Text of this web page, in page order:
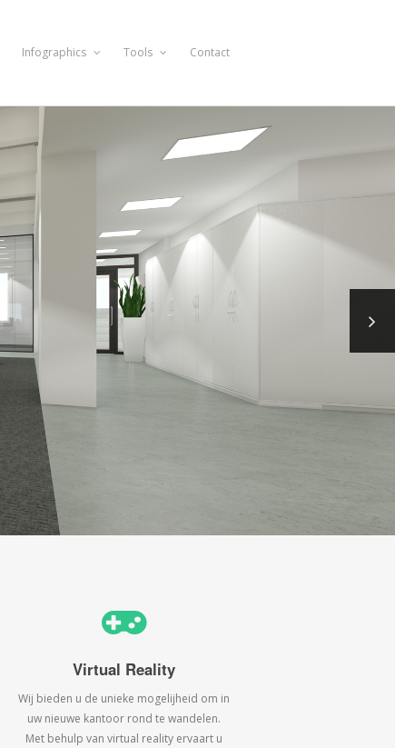
Infographics Tools Contact
Virtual Reality
Wij bieden u de unieke mogelijheid om in
uw nieuwe kantoor rond te wandelen.
Met behulp van virtual reality ervaart u